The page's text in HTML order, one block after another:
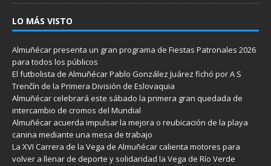
LO MÁS VISTO
Almuñécar presenta un gran programa de Fiestas Patronales 2026
para todos los públicos
El futbolista de Almuñécar Pablo González Juárez fichó por A S
Trenčín de la Primera División de Eslovaquia
Almuñécar celebrará este sábado la primera gran quedada de
intercambio de cromos del Mundial
Almuñécar acuerda impulsar la mejora o reubicación de la playa
canina mediante una mesa de trabajo
La XVI Carrera de la Vega de Almuñécar calienta motores para
volver a llenar de deporte y solidaridad la Vega de Río Verde